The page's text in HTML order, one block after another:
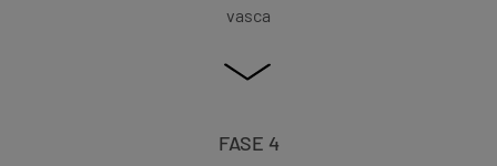
vasca
FASE 4